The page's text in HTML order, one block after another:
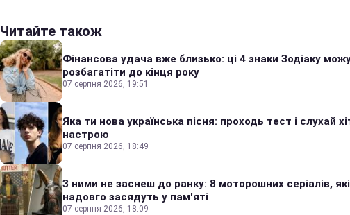
Читайте також
Фінансова удача вже близько: ці 4 знаки Зодіаку
розбагатіти до кінця року
07 серпня 2026, 19:51
Яка ти нова українська пісня: проходь тест і слухай
настрою
07 серпня 2026, 18:49
З ними не заснеш до ранку: 8 моторошних серіалів, які
надовго засядуть у пам'яті
07 серпня 2026, 18:09